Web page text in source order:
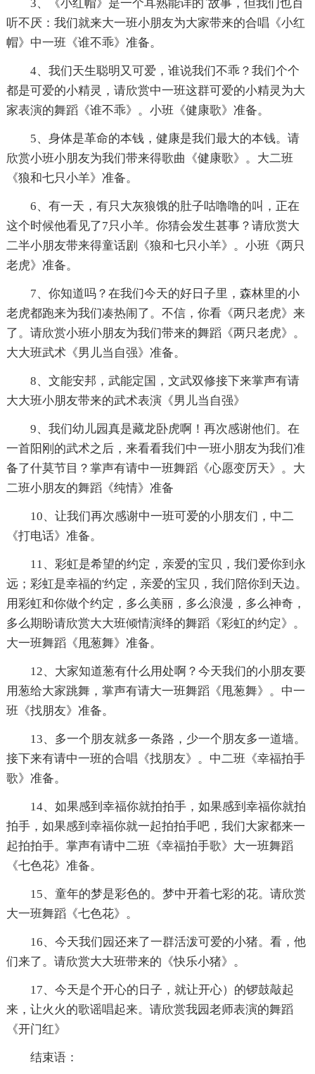
3、《小红帽》是一个耳熟能详的`故事，但我们也百
听不厌：我们就来大一班小朋友为大家带来的合唱《小红
帽》中一班《谁不乖》准备。
4、我们天生聪明又可爱，谁说我们不乖？我们个个
都是可爱的小精灵，请欣赏中一班这群可爱的小精灵为大
家表演的舞蹈《谁不乖》。小班《健康歌》准备。
5、身体是革命的本钱，健康是我们最大的本钱。请
欣赏小班小朋友为我们带来得歌曲《健康歌》。大二班
《狼和七只小羊》准备。
6、有一天，有只大灰狼饿的肚子咕噜噜的叫，正在
这个时候他看见了7只小羊。你猜会发生甚事？请欣赏大
二半小朋友带来得童话剧《狼和七只小羊》。小班《两只
老虎》准备。
7、你知道吗？在我们今天的好日子里，森林里的小
老虎都跑来为我们凑热闹了。不信，你看《两只老虎》来
了。请欣赏小班小朋友为我们带来的舞蹈《两只老虎》。
大大班武术《男儿当自强》准备。
8、文能安邦，武能定国，文武双修接下来掌声有请
大大班小朋友带来的武术表演《男儿当自强》
9、我们幼儿园真是藏龙卧虎啊！再次感谢他们。在
一首阳刚的武术之后，来看看我们中一班小朋友为我们准
备了什莫节目？掌声有请中一班舞蹈《心愿变厉天》。大
二班小朋友的舞蹈《纯情》准备
10、让我们再次感谢中一班可爱的小朋友们，中二
《打电话》准备。
11、彩虹是希望的约定，亲爱的宝贝，我们爱你到永
远；彩虹是幸福的'约定，亲爱的宝贝，我们陪你到天边。
用彩虹和你做个约定，多么美丽，多么浪漫，多么神奇，
多么期盼请欣赏大大班倾情演绎的舞蹈《彩虹的约定》。
大一班舞蹈《甩葱舞》准备。
12、大家知道葱有什么用处啊？今天我们的小朋友要
用葱给大家跳舞，掌声有请大一班舞蹈《甩葱舞》。中一
班《找朋友》准备。
13、多一个朋友就多一条路，少一个朋友多一道墙。
接下来有请中一班的合唱《找朋友》。中二班《幸福拍手
歌》准备。
14、如果感到幸福你就拍拍手，如果感到幸福你就拍
拍手，如果感到幸福你就一起拍拍手吧，我们大家都来一
起拍拍手。掌声有请中二班《幸福拍手歌》大一班舞蹈
《七色花》准备。
15、童年的梦是彩色的。梦中开着七彩的花。请欣赏
大一班舞蹈《七色花》。
16、今天我们园还来了一群活泼可爱的小猪。看，他
们来了。请欣赏大大班带来的《快乐小猪》。
17、今天是个开心的日子，就让开心）的锣鼓敲起
来，让火火的歌谣唱起来。请欣赏我园老师表演的舞蹈
《开门红》
结束语：